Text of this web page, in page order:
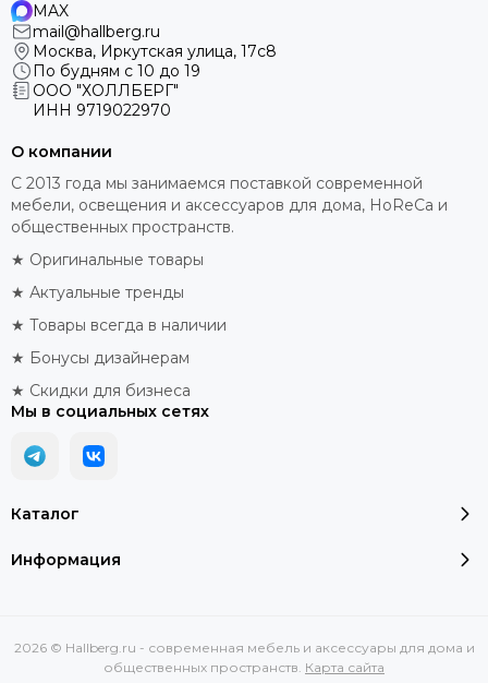
MAX
mail@hallberg.ru
Москва, Иркутская улица, 17с8
По будням с 10 до 19
ООО "ХОЛЛБЕРГ"
ИНН 9719022970
Каталог
Информация
О компании
С 2013 года мы занимаемся поставкой современной
мебели, освещения и аксессуаров для дома, HoReCa и
общественных пространств.
★ Оригинальные товары
★ Актуальные тренды
★ Товары всегда в наличии
★ Бонусы дизайнерам
★ Скидки для бизнеса
Мы в социальных сетях
2026 © Hallberg.ru - современная мебель и аксессуары для дома и
общественных пространств. Карта сайта